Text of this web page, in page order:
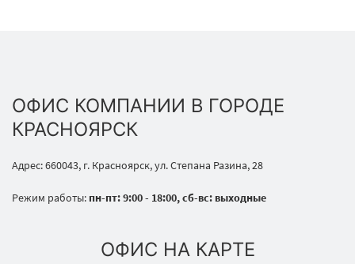
ОФИС КОМПАНИИ В ГОРОДЕ
КРАСНОЯРСК
Адрес: 660043, г. Красноярск, ул. Степана Разина, 28
Режим работы: пн-пт: 9:00 - 18:00, сб-вс: выходные
ОФИС НА КАРТЕ